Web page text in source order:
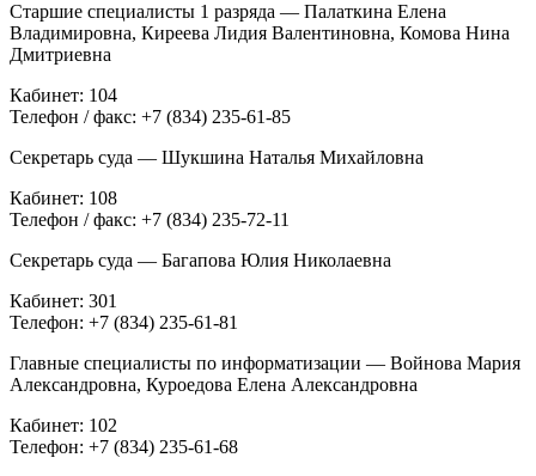
Старшие специалисты 1 разряда — Палаткина Елена
Владимировна, Киреева Лидия Валентиновна, Комова Нина
Дмитриевна
Кабинет: 104
Телефон / факс: +7 (834) 235-61-85
Секретарь суда — Шукшина Наталья Михайловна
Кабинет: 108
Телефон / факс: +7 (834) 235-72-11
Секретарь суда — Багапова Юлия Николаевна
Кабинет: 301
Телефон: +7 (834) 235-61-81
Главные специалисты по информатизации — Войнова Мария
Александровна, Куроедова Елена Александровна
Кабинет: 102
Телефон: +7 (834) 235-61-68